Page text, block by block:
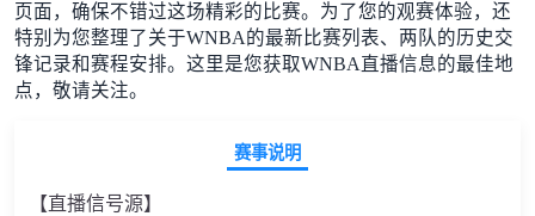
页面，确保不错过这场精彩的比赛。为了您的观赛体验，还
特别为您整理了关于WNBA的最新比赛列表、两队的历史交
锋记录和赛程安排。这里是您获取WNBA直播信息的最佳地
点，敬请关注。
赛事说明
【直播信号源】